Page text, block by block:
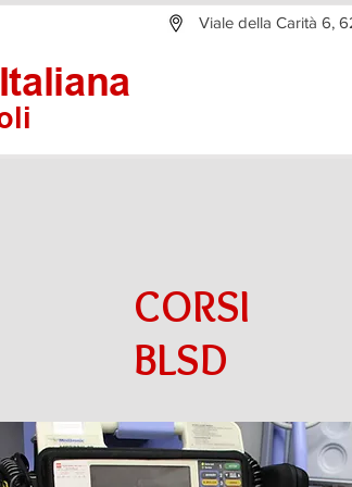
Italiana
CORSI
BLSD
Viale della Carità 6,